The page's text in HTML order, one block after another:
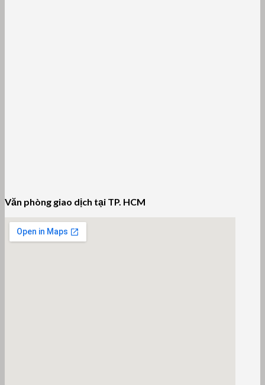
Văn phòng giao dịch tại TP. HCM